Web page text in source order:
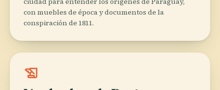
con muebles de época y documentos de la
conspiración de 1811.
history_edu